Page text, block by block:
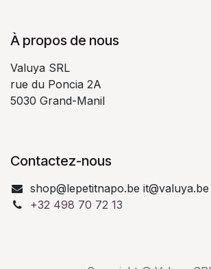
À propos de nous
Valuya SRL
rue du Poncia 2A
5030 Grand-Manil
Contactez-nous
shop@lepetitnapo.be it@valuya.be
+32 498 70 72 13